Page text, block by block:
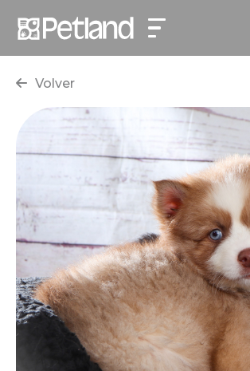
Volver